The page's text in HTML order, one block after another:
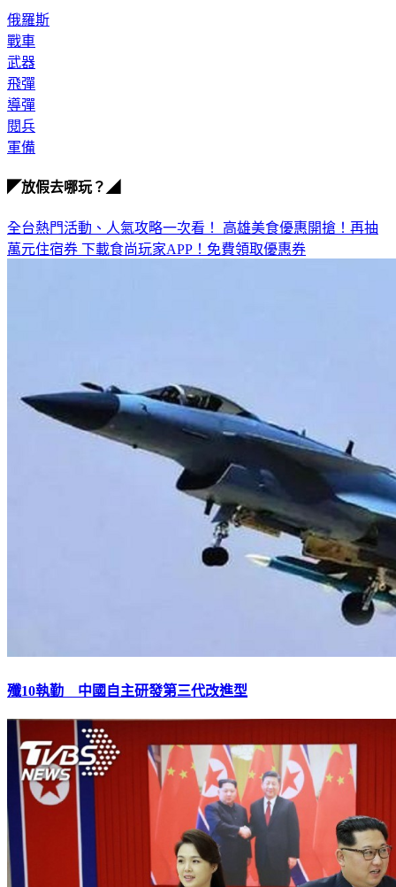
俄羅斯
戰車
武器
飛彈
導彈
閱兵
軍備
◤放假去哪玩？◢
全台熱門活動、人氣攻略一次看！ 高雄美食優惠開搶！再抽
萬元住宿券 下載食尚玩家APP！免費領取優惠券
殲10執勤 中國自主研發第三代改進型